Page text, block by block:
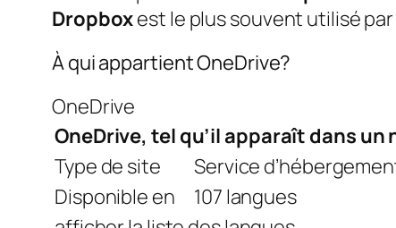
Dropboxest le plus souvent utilisé par
À qui appartient OneDrive?
OneDrive
OneDrive, tel qu’il apparaît dans un
Type de site
Service
Disponible en
107 langues